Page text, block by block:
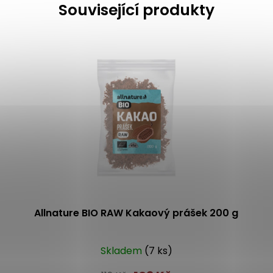
Související produkty
Allnature BIO RAW Kakaový prášek 200 g
Skladem (7 ks)